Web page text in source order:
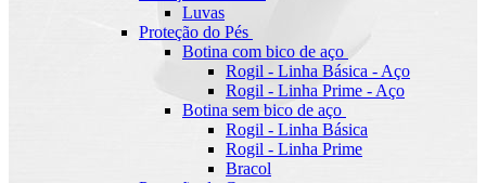
Luvas
Proteção do Pés
Botina com bico de aço
Rogil - Linha Básica - Aço
Rogil - Linha Prime - Aço
Botina sem bico de aço
Rogil - Linha Básica
Rogil - Linha Prime
Bracol